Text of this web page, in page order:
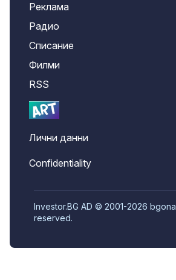
Реклама
Радио
Списание
Филми
RSS
Лични данни
Confidentiality
Investor.BG AD © 2001-2026
reserved.